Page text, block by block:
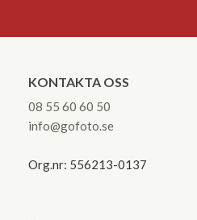
KONTAKTA OSS
08 55 60 60 50
info@gofoto.se
Org.nr: 556213-0137